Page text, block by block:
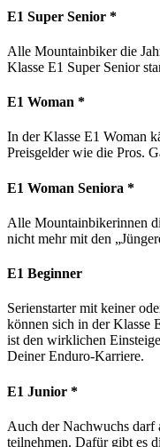
E1 Super Senior *
Alle Mountainbiker die
Klasse E1 Super Senior
E1 Woman *
In der Klasse E1 Woman
Preisgelder wie die Pros.
E1 Woman Seniora *
Alle Mountainbikerinnen
nicht mehr mit den
E1 Beginner
Serienstarter mit keiner
können sich in der Klasse
ist den wirklichen
Deiner Enduro-Karriere.
E1 Junior *
Auch der Nachwuchs darf
teilnehmen. Dafür gibt es